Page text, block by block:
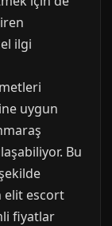
ilgi
uygun
Bu
elit escort
fiyatlar